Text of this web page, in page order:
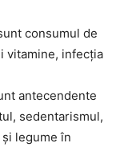
consumul de
vitamine, infecția
antecendente
sedentarismul,
legume în